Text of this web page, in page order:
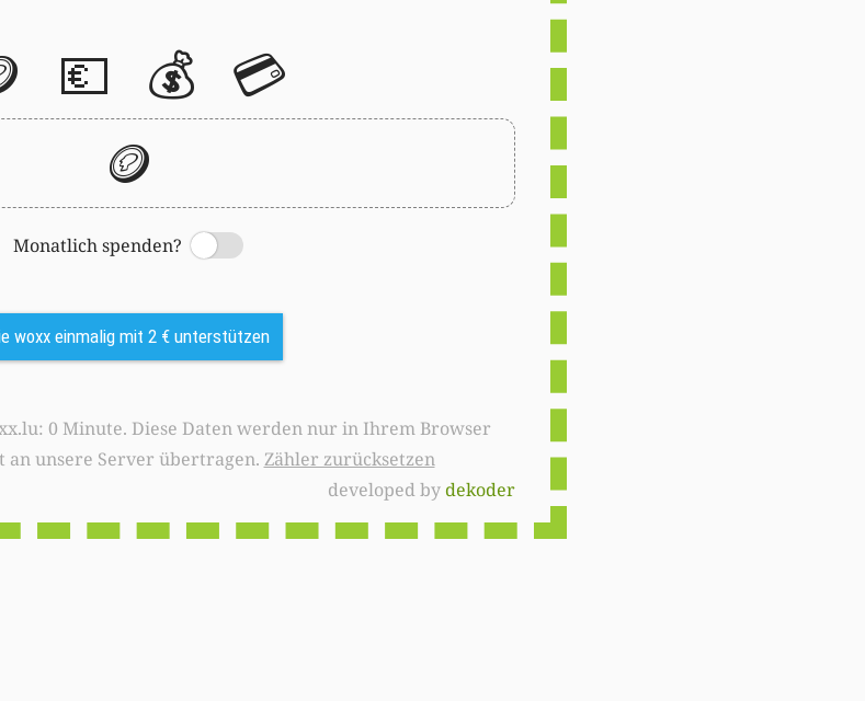
💶 💰 💳
🪙
Monatlich spenden?
Switch
woxx einmalig mit 2 € unterstützen
Browser
an unsere Server übertragen. Zähler zurücksetzen
developed bydekoder